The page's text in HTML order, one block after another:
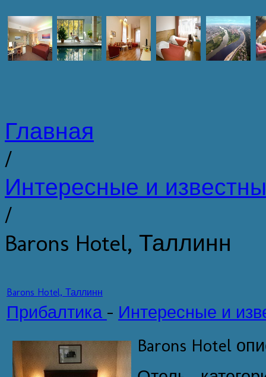
Главная
/
Интересные и
/
Barons Hotel, Таллинн
Barons Hotel, Таллинн
Прибалтика - Интересные и
Barons Hotel